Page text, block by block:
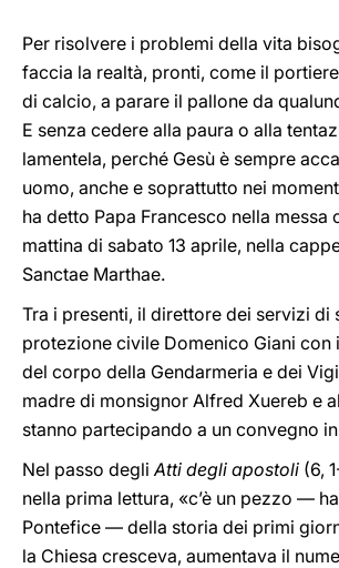
Per risolvere i problemi della vita
faccia la realtà, pronti, come il
di calcio, a parare il pallone da
E senza cedere alla paura o alla
lamentela, perché Gesù è sempre
uomo, anche e soprattutto nei
ha detto Papa Francesco nella messa
mattina di sabato 13 aprile, nella
Sanctae Marthae.
Tra i presenti, il direttore dei servizi di
protezione civile Domenico Giani con
del corpo della Gendarmeria e dei
madre di monsignor Alfred Xuereb e
stanno partecipando a un convegno
Nel passo degli Atti degli apostoli (6,
nella prima lettura, «c’è un pezzo —
Pontefice — della storia dei primi
la Chiesa cresceva, aumentava il